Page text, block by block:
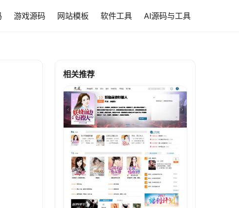
游戏源码 网站模板 软件工具 AI源码与工具
相关推荐